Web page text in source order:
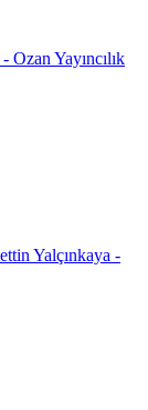
Yayıncılık